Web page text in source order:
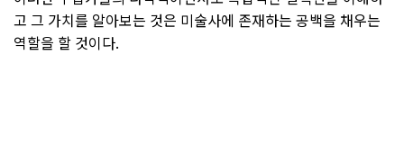
고 그 가치를 알아보는 것은 미술사에 존재하는 공백을 채우는
역할을 할 것이다.